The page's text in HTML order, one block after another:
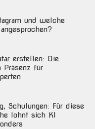
und welche
erstellen: Die
Präsenz für
Schulungen: Für diese
lohnt sich KI